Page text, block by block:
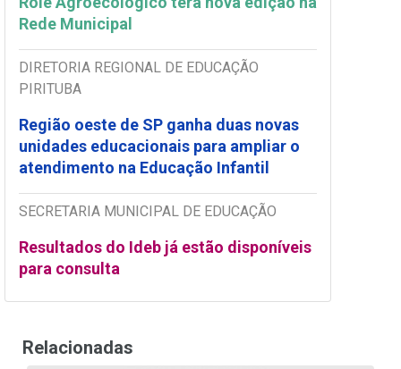
Rede Municipal
DIRETORIA REGIONAL DE EDUCAÇÃO
PIRITUBA
Região oeste de SP ganha duas novas
unidades educacionais para ampliar o
atendimento na Educação Infantil
SECRETARIA MUNICIPAL DE EDUCAÇÃO
Resultados do Ideb já estão disponíveis
para consulta
Relacionadas